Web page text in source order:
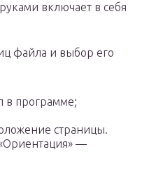
включает в себя
файла и выбор его
программе;
страницы.
—